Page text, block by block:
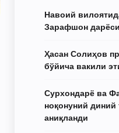
Навоий
Зарафшон
Ҳасан Солиҳов
бўйича вакили
Сурхондарё ва
ноқонуний
аниқланди